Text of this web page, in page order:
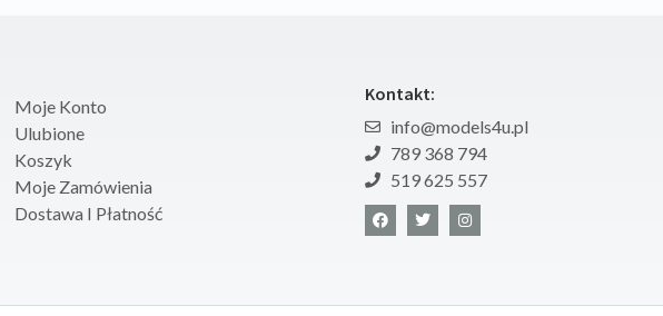
Moje Konto
Ulubione
Koszyk
Moje Zamówienia
Dostawa I Płatność
Kontakt:
info@models4u.pl
789 368 794
519 625 557